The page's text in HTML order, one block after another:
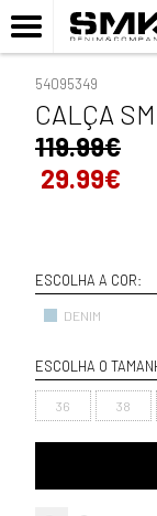
54095349
CALÇA
119.99€
29.99€
ESCOLHA A COR:
DENIM
ESCOLHA O
36 38